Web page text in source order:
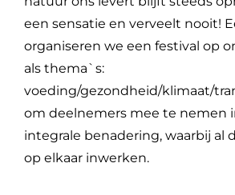
een sensatie en verveelt nooit!
organiseren we een festival op
als thema`s:
voeding/gezondheid/klimaat/
om deelnemers mee te nemen
integrale benadering, waarbij al
op elkaar inwerken.